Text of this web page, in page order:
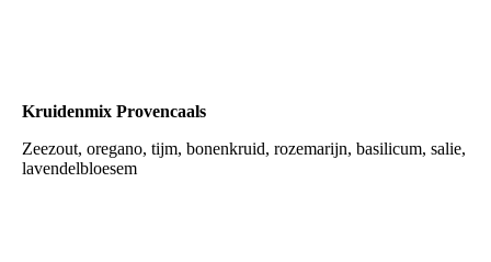
Kruidenmix Provencaals
Zeezout, oregano, tijm, bonenkruid, rozemarijn, basilicum, salie,
lavendelbloesem